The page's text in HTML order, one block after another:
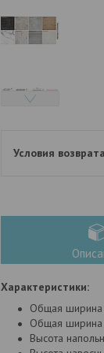
Характеристики:
Общая ширина
Общая ширина
Высота